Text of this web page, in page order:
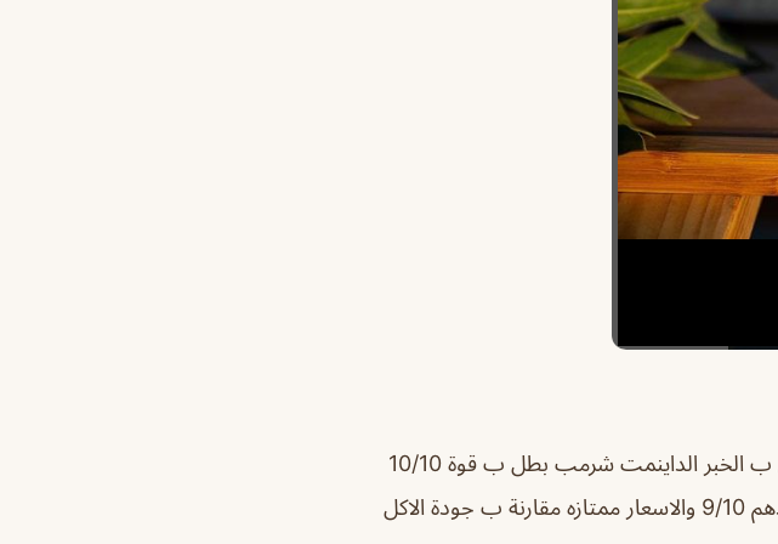
للامانه من افضل المطاعم الموجود ب ساحة الفود تركس ب الخبر الداينمت شرمب بطل ب قوة 10/10
برغر الدجاج برضو ممتاز عندهم 8/10 برغر اللحم مميز عندهم 9/10 والاسعار ممتازه مقارنة ب جودة الاكل